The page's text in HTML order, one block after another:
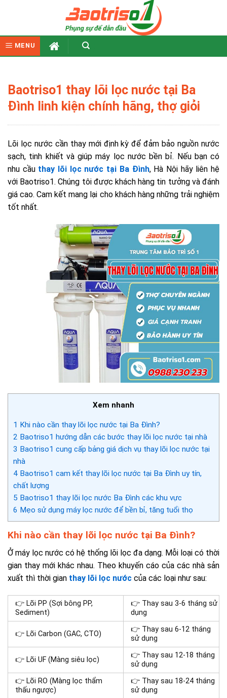
MENU
Baotriso1 thay lõi lọc nước tại Ba
Đình linh kiện chính hãng, thợ giỏi
Lõi lọc nước cần thay mới định kỳ để đảm bảo nguồn nước
sạch, tinh khiết và giúp máy lọc nước bền bỉ. Nếu bạn có
nhu cầu thay lõi lọc nước tại Ba Đình, Hà Nội hãy liên hệ
với Baotriso1. Chúng tôi được khách hàng tin tưởng và đánh
giá cao. Cam kết mang lại cho khách hàng những trải nghiệm
tốt nhất.
Xem nhanh
1 Khi nào cần thay lõi lọc nước tại Ba Đình?
2 Baotriso1 hướng dẫn các bước thay lõi lọc nước tại nhà
3 Baotriso1 cung cấp bảng giá dịch vụ thay lõi lọc nước tại
nhà
4 Baotriso1 cam kết thay lõi lọc nước tại Ba Đình uy tín,
chất lượng
5 Baotriso1 thay lõi lọc nước Ba Đình các khu vực
6 Mẹo sử dụng máy lọc nước để bền bỉ, tăng tuổi thọ
Khi nào cần thay lõi lọc nước tại Ba Đình?
Ở máy lọc nước có hệ thống lõi lọc đa dạng. Mỗi loại có thời
gian thay mới khác nhau. Theo khuyến cáo của các nhà sản
xuất thì thời gian thay lõi lọc nước của các loại như sau:
👉 Lõi PP (Sợi bông PP,
Sediment)
👉 Thay sau 3-6 tháng sử
dụng
👉 Lõi Carbon (GAC, CTO)
👉 Thay sau 6-12 tháng
sử dụng
👉 Lõi UF (Màng siêu lọc)
👉 Thay sau 12-18 tháng
sử dụng
👉 Lõi RO (Màng lọc thẩm
thấu ngược)
👉 Thay sau 18-24 tháng
sử dụng